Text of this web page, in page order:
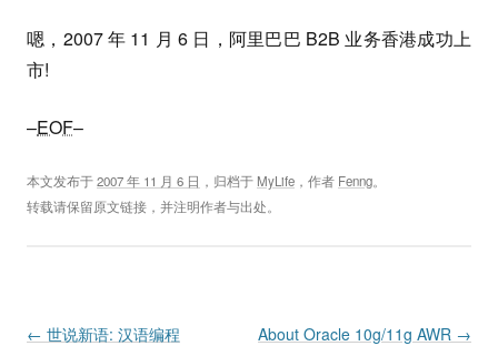
嗯，2007 年 11 月 6 日，阿里巴巴 B2B 业务香港成功上
市!
–EOF–
本文发布于2007 年 11 月 6 日 ，归档于 MyLife ，作者 Fenng。
转载请保留原文链接，并注明作者与出处。
Post navigation
← 世说新语: 汉语编程 About Oracle 10g/11g AWR →